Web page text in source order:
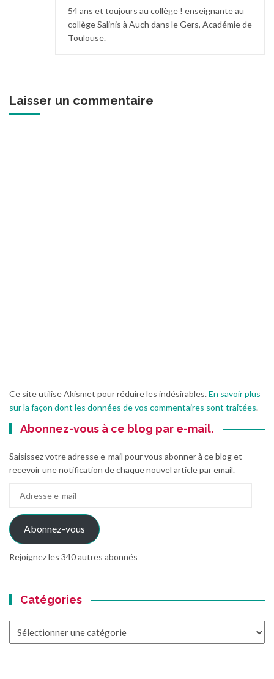
54 ans et toujours au collège ! enseignante au
collège Salinis à Auch dans le Gers, Académie de
Toulouse.
Laisser un commentaire
Ce site utilise Akismet pour réduire les indésirables.En savoir plus
sur la façon dont les données de vos commentaires sont traitées.
Abonnez-vous à ce blog par e-mail.
Saisissez votre adresse e-mail pour vous abonner à ce blog et
recevoir une notification de chaque nouvel article par email.
mail
Abonnez-vous
Rejoignez les 340 autres abonnés
Catégories